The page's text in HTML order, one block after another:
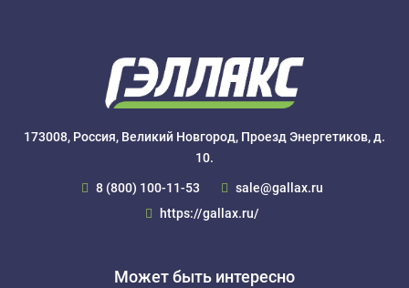
173008, Россия, Великий Новгород, Проезд Энергетиков, д.
10.
8 (800) 100-11-53
sale@gallax.ru
https://gallax.ru/
Может быть интересно